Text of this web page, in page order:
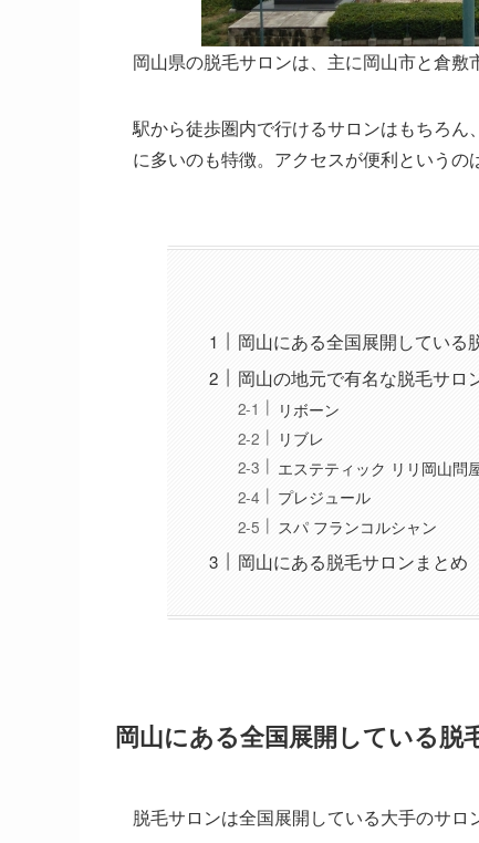
岡山県の脱毛サロンは、主に岡山市と倉敷
駅から徒歩圏内で行けるサロンはもちろ
に多いのも特徴。アクセスが便利というの
岡山にある全国展開している
岡山の地元で有名な脱毛サロ
リボーン
リブレ
エステティック リリ岡山問
プレジュール
スパ フランコルシャン
岡山にある脱毛サロンまとめ
岡山にある全国展開している脱
脱毛サロンは全国展開している大手のサロ